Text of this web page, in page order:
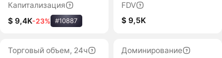
Капитализация
$ 9,4K-23% #10887
FDV
$ 9,5K
Торговый объем, 24ч
Доминирование